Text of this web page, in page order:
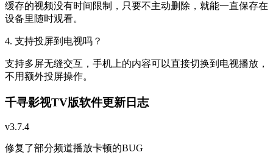
缓存的视频没有时间限制，只要不主动删除，就能一直保存在
设备里随时观看。
4. 支持投屏到电视吗？
支持多屏无缝交互，手机上的内容可以直接切换到电视播放，
不用额外投屏操作。
千寻影视TV版软件更新日志
v3.7.4
修复了部分频道播放卡顿的BUG